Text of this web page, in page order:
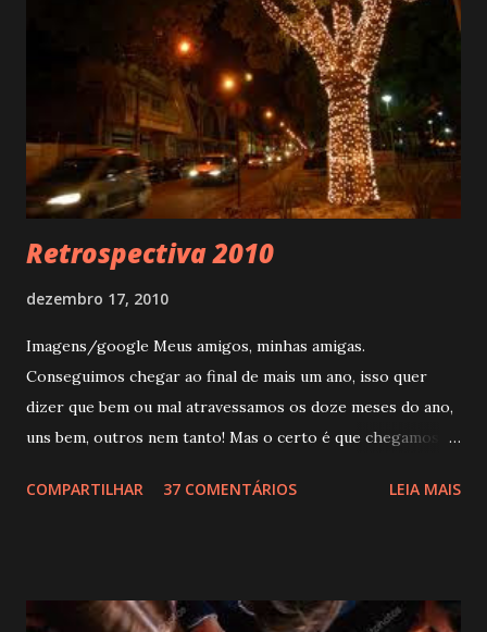
decídua. Ocorre no Pará e, desde a Bahia até o Rio de
Janeiro, nas formações florestais do complexo atlântico,
podendo ocorrer nas matas estacionais de Minas Gerais.
PROPRIEDADES DA MADEIRA E OUTROS USOS Madeira
branco-amarelada, mole, leve, textura grosseira e brilho
acetinado. Usada na marcenaria e indústria de palitos. O
óleo das sementes possui empreg...
Retrospectiva 2010
dezembro 17, 2010
Imagens/google Meus amigos, minhas amigas.
Conseguimos chegar ao final de mais um ano, isso quer
dizer que bem ou mal atravessamos os doze meses do ano,
uns bem, outros nem tanto! Mas o certo é que chegamos.
gostaríamos de ter feito e não foi possível fazer; algumas
acertos durante essa corrida e ver o que pode ser
COMPARTILHAR 37 COMENTÁRIOS LEIA MAIS